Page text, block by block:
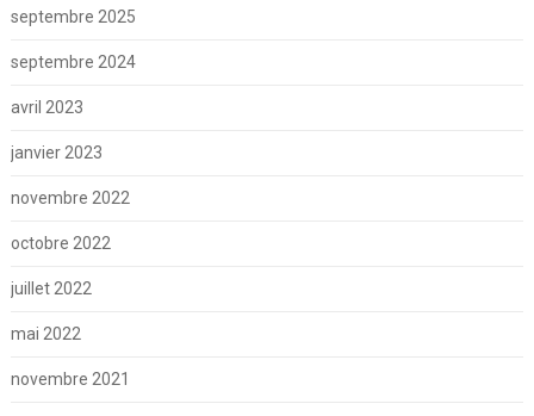
septembre 2025
septembre 2024
avril 2023
janvier 2023
novembre 2022
octobre 2022
juillet 2022
mai 2022
novembre 2021